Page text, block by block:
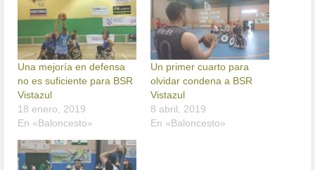
Una mejoría en defensa
no es suficiente para BSR
Vistazul
18 enero, 2019
En «Baloncesto»
Un primer cuarto para
olvidar condena a BSR
Vistazul
8 abril, 2019
En «Baloncesto»